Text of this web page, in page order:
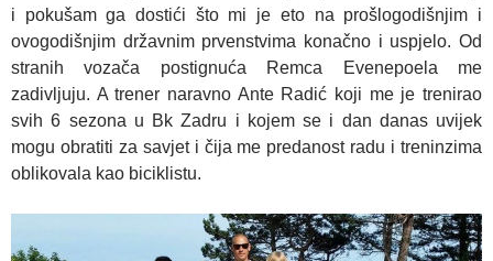
i pokušam ga dostići što mi je eto na prošlogodišnjim i
ovogodišnjim državnim prvenstvima konačno i uspjelo. Od
stranih vozača postignuća Remca Evenepoela me
zadivljuju. A trener naravno Ante Radić koji me je trenirao
svih 6 sezona u Bk Zadru i kojem se i dan danas uvijek
mogu obratiti za savjet i čija me predanost radu i treninzima
oblikovala kao biciklistu.